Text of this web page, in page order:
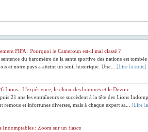
FIFA : Pourquoi le Cameroun est-il mal classé ?
du baromètre de la santé sportive des nations est
et notre pays a atteint un seuil historique. Une... [Lire la suite]
Lions : L'expérience, le choix des hommes et le Devoir
21 ans les entraîneurs se succèdent à la tête des Lions
remous et infortunes diverses, mais à chaque expert sa... [Lire
Indomptables : Zoom sur un fiasco